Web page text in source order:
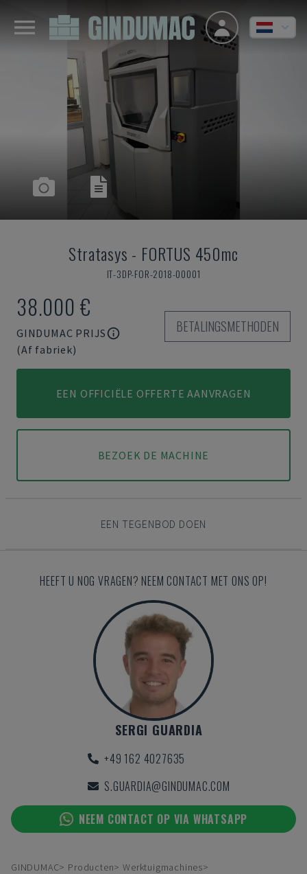
Stratasys - FORTUS 450mc
IT-3DP-FOR-2018-00001
38.000 €
GINDUMAC PRIJS
(Af fabriek)
BETALINGSMETHODEN
EEN OFFICIËLE OFFERTE AANVRAGEN
BEZOEK DE MACHINE
EEN TEGENBOD DOEN
HEEFT U NOG VRAGEN? NEEM CONTACT MET ONS OP!
SERGI GUARDIA
+49 162 4027635
S.GUARDIA@GINDUMAC.COM
NEEM CONTACT OP VIA WHATSAPP
GINDUMAC Producten
Werktuigmachines